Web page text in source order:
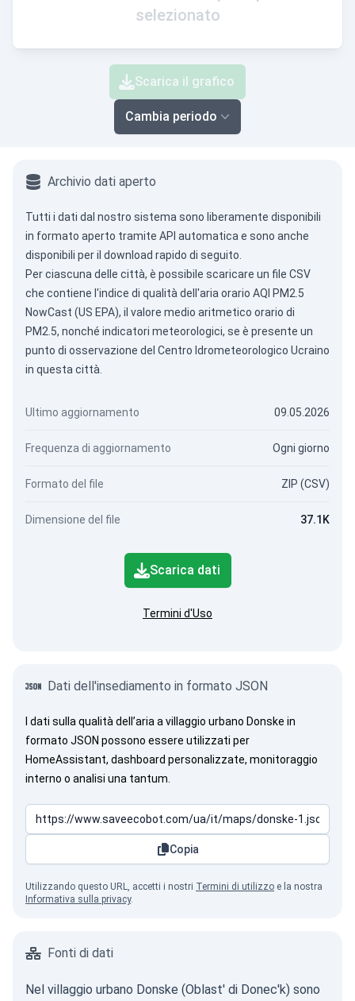
selezionato
Scarica il grafico
Cambia periodo
Archivio dati aperto
Tutti i dati dal nostro sistema sono liberamente disponibili
in formato aperto tramite API automatica e sono anche
disponibili per il download rapido di seguito.
Per ciascuna delle città, è possibile scaricare un file CSV
che contiene l'indice di qualità dell'aria orario AQI PM2.5
NowCast (US EPA), il valore medio aritmetico orario di
PM2.5, nonché indicatori meteorologici, se è presente un
punto di osservazione del Centro Idrometeorologico Ucraino
in questa città.
Ultimo aggiornamento 09.05.2026
Frequenza di aggiornamento Ogni giorno
Formato del file ZIP (CSV)
Dimensione del file 37.1K
Scarica dati
Termini d'Uso
Dati dell'insediamento in formato JSON
I dati sulla qualità dell’aria a villaggio urbano Donske in
formato JSON possono essere utilizzati per
HomeAssistant, dashboard personalizzate, monitoraggio
interno o analisi una tantum.
Copia
Utilizzando questo URL, accetti i nostri Termini di utilizzo e la nostra
Informativa sulla privacy.
Fonti di dati
Nel villaggio urbano Donske (Oblast' di Donec'k) sono